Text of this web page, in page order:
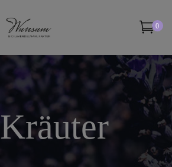
0
Kräuter